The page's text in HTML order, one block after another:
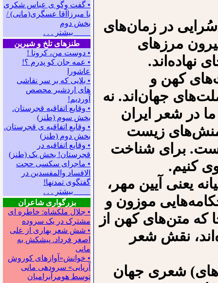
• گفت وگو ی عباس شکری
با میرزاآقا عسگری(مانی) /
بخش دوم
بیشتر . . .
طنزهای تلخ و شیرین
• دوست من، کرونا !
• ﻋﻤﻪ ﺟﺎﻥ ﻛﻮ ﭘﺪﺭﻡ ؟!
عاشورا
• بلایی که بر سر نقاشی
های اردشیر محصص
آوردیم!
• وقایع اتفاقیه قجرستان.
بخش سوم (طنز)
• وقایع اتفاقیه ی قجرستان.
بخش دوم (طنز)
• وقایع اتفاقیه در
قجرستان! بخش یک (طنز)
• ماجرای سکسی حجت
الافساد والمفسدین در
گفتگوی تمدنها!
بیشتر . . .
بزرگواری شاعران
• جلال ملکشاه: خاطره ای
مشترک در یک سروده
• شش شعر بهاری از علی
اصغر فرداد. پیشکش به
مانی
• خوانش«آوازهای کوروش
آریایی» سروده‍ی مانی
توسط هومرآبرامیان
در زمان‌های
مرزهای
نهاده‌اند.
کهن و
جهان‌اند. نه
در شعر ایران
منش‌های زیست
است. برای شناخت
کنیم.
یعنی آیین مهر،
موزون و
که متن‌های کهن از
نقش شعر
شعری جهان